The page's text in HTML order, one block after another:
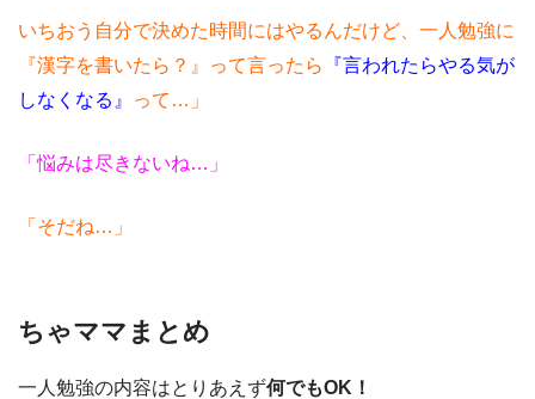
いちおう自分で決めた時間にはやるんだけど、一人勉強に
『漢字を書いたら？』って言ったら
『言われたらやる気が
しなくなる』
って…」
「悩みは尽きないね…」
「そだね…」
ちゃママまとめ
一人勉強の内容はとりあえず何でもOK！